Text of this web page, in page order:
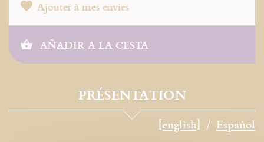
Ajouter à mes envies
AÑADIR A LA CESTA
PRÉSENTATION
[english] Español